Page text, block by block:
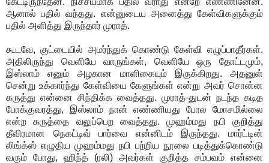
ஆனால் பதில் வந்தது. என்னுடைய அனைத்து கேள்விகளுக்கும்
பதில் அளித்து இருந்தார் முராத்.
கூடவே, குட்டையில் அமர்ந்துக் கொண்டு கேள்வி எழுப்பாதீர்கள்.
அதிலிருந்து வெளியே வாருங்கள், வெளியே ஒரு தோட்டமும்,
இஸ்லாம் எனும் அழகான மாளிகையும் இருக்கிறது. அதனுள்
சென்று உக்கார்ந்து கேள்வியை கேளுங்கள் என்று அவர் சொன்ன
கருத்து என்னை சிந்திக்க வைத்தது. முராத்-துடன் நடந்த கடித
போக்குவரத்து, இஸ்லாம் நான் எண்ணியது போல மோசமில்லை
என்ற கருத்தை வலுப்பெற வைத்தது. முஹம்மது நபி குறித்து
தீவிரமான நெகட்டிவ் பார்வை என்னிடம் இருந்தது. மார்ட்டின்
லிங்க்ஸ் எழுதிய முஹம்மது நபி பற்றிய நூலை படித்துக்கொண்டு
வரும் போது, ஹிந்த் (ரலி) அவர்கள் குறித்த சம்பவம் என்னை